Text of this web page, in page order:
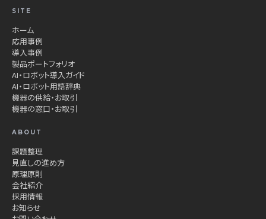
SITE
ホーム
応用事例
導入事例
製品ポートフォリオ
AI・ロボット導入ガイド
AI・ロボット用語辞典
機器の供給・お取引
機器の窓口・お取引
ABOUT
課題整理
見直しの進め方
原理原則
会社紹介
採用情報
お知らせ